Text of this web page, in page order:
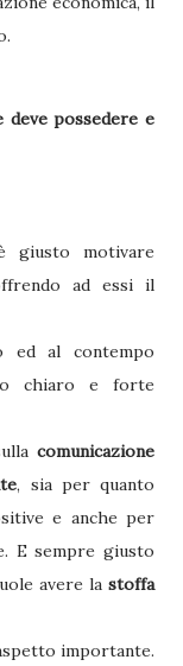
possedere e
giusto motivare
ad essi il
ed al contempo
chiaro e forte
comunicazione
, sia per quanto
e anche per
E sempre giusto
avere la stoffa
importante.